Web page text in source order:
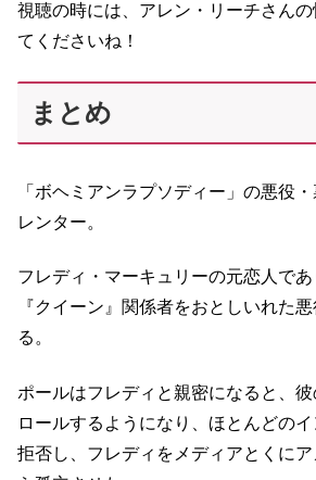
視聴の時には、アレン・リーチさん
てくださいね！
まとめ
「ボヘミアンラプソディー」の悪役
レンター。
フレディ・マーキュリーの元恋人であ
『クイーン』関係者をおとしいれた
る。
ポールはフレディと親密になると、
ロールするようになり、ほとんどの
拒否し、フレディをメディアとくに